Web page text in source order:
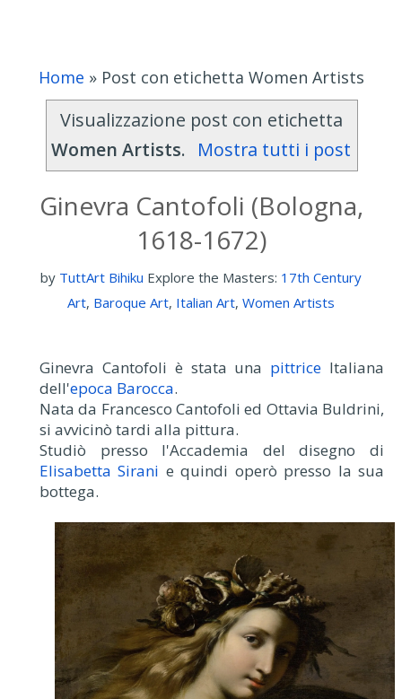
Home » Post con etichetta Women Artists
Visualizzazione post con etichetta
Women Artists. Mostra tutti i post
Ginevra Cantofoli (Bologna,
1618-1672)
by TuttArt Bihiku Explore the Masters: 17th Century
Art, Baroque Art, Italian Art, Women Artists
Ginevra Cantofoli è stata una pittrice Italiana
dell'epoca Barocca.
Nata da Francesco Cantofoli ed Ottavia Buldrini,
si avvicinò tardi alla pittura.
Studiò presso l'Accademia del disegno di
Elisabetta Sirani e quindi operò presso la sua
bottega.